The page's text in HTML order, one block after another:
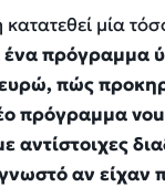
μία
ένα πρόγραμμα
πώς
πρόγραμμα
αντίστοιχες
αν